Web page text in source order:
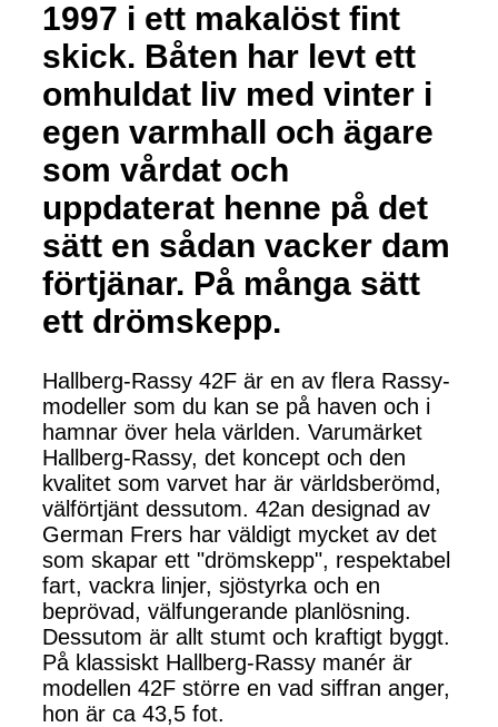
1997 i ett makalöst fint
skick. Båten har levt ett
omhuldat liv med vinter i
egen varmhall och ägare
som vårdat och
uppdaterat henne på det
sätt en sådan vacker dam
förtjänar. På många sätt
ett drömskepp.
Hallberg-Rassy 42F är en av flera Rassy-
modeller som du kan se på haven och i
hamnar över hela världen. Varumärket
Hallberg-Rassy, det koncept och den
kvalitet som varvet har är världsberömd,
välförtjänt dessutom. 42an designad av
German Frers har väldigt mycket av det
som skapar ett "drömskepp", respektabel
fart, vackra linjer, sjöstyrka och en
beprövad, välfungerande planlösning.
Dessutom är allt stumt och kraftigt byggt.
På klassiskt Hallberg-Rassy manér är
modellen 42F större en vad siffran anger,
hon är ca 43,5 fot.